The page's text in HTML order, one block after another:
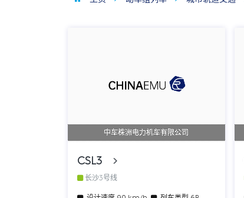
中车株洲电力机车有限公司
CSL3
长沙3号线